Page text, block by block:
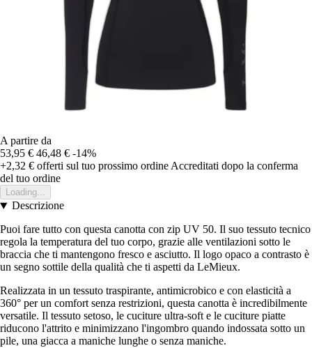
A partire da
53,95 € 46,48 € -14%
+2,32 € offerti sul tuo prossimo ordineAccreditati dopo la conferma
del tuo ordine
Loading...
Descrizione
Puoi fare tutto con questa canotta con zip UV 50. Il suo tessuto tecnico
regola la temperatura del tuo corpo, grazie alle ventilazioni sotto le
braccia che ti mantengono fresco e asciutto. Il logo opaco a contrasto è
un segno sottile della qualità che ti aspetti da LeMieux.
Realizzata in un tessuto traspirante, antimicrobico e con elasticità a
360° per un comfort senza restrizioni, questa canotta è incredibilmente
versatile. Il tessuto setoso, le cuciture ultra-soft e le cuciture piatte
riducono l'attrito e minimizzano l'ingombro quando indossata sotto un
pile, una giacca a maniche lunghe o senza maniche.